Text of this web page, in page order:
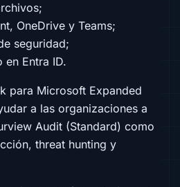
OneDrive y Teams;
seguridad;
Entra ID.
para Microsoft Expanded
a las organizaciones a
Audit (Standard) como
threat hunting y